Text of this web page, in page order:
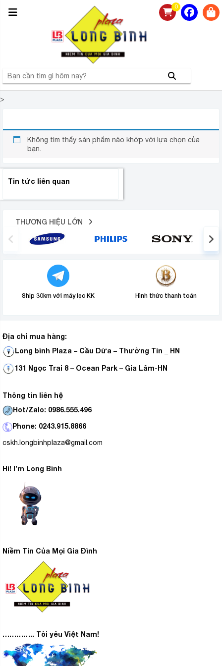
0
>
Không tìm thấy sản phẩm nào khớp với lựa chọn của
bạn.
Tin tức liên quan
THƯƠNG HIỆU LỚN
Ship 30km với máy lọc KK Hình thức thanh toán
Địa chỉ mua hàng:
Long bình Plaza – Cầu Dừa – Thường Tín _ HN
131 Ngọc Trai 8 – Ocean Park – Gia Lâm-HN
Thông tin liên hệ
Hot/Zalo: 0986.555.496
Phone: 0243.915.8866
cskh.longbinhplaza@gmail.com
Hi! I’m Long Bình
Niềm Tin Của Mọi Gia Đình
………….. Tôi yêu Việt Nam!